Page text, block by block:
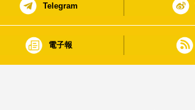
Telegram
電子報